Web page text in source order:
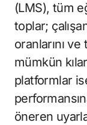
(LMS), tüm
toplar;
oranlarını
mümkün
platformlar
öneren